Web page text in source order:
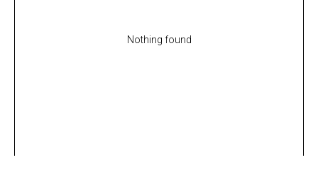
Nothing found